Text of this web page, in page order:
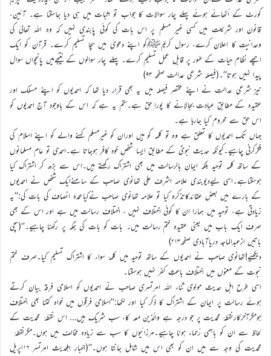
کورٹ کے اُٹھائے ہوئے پہلے چار سوالات کا جواب تو اثبات میں ہی دیا جاسکتا ہے۔ آئین،
قانون اور شریعت میں کسی غیر مسلم پر اس بات کی کوئی پابندی نہیں کہ وہ اللہ تعالیٰ کی
وحدانیت کا اعلان کرے، رسول کریمﷺکو اپنے دعویٰ میں سچا تسلیم کرے۔ قرآن کو ایک
اچھے نظام حیات کے طور پر قابل عمل تسلیم کرے۔ پہلے چار سوالوں کے نتیجےمیں پانچواں سوال
پیدا نہیں ہوتا‘‘۔(فیصلہ شرعی عدالت صفحہ ۹۳)
نیز شرعی عدالت نے اپنے مختصر فیصلہ میں یہ بھی قرار دیا تھا کہ احمدیوں کو اپنے مسلک اور
عقیدہ کے مطابق عبادت بجالانے کا پورا حق ہے۔ستم یہ ہے کہ اس کے باوجود آج احمدیوں کو
اس حق سے محروم کیا جارہا ہے۔
جہاں تک احمدیوں کا تعلق ہے وہ تو کلمہ گو ہیں اوران کو غیرمسلم کہنے والے کو اپنے اسلام کی
فکرکرنی چاہیے۔کیونکہ حدیث نبویؐ کے مطابق ایسا شخص خود کافر ہوجاتا ہے۔احمدی تو عام مسلمانوں
کے ساتھ کلمہ توحید بلکہ ایمان بالرسالت میں بھی اشتراک رکھتے ہیں۔اس سے بڑھ کر اشتراک کیا
ہوسکتاہے۔اسی لیےدیوبندی علامہ اشرف علی تھانوی صاحب کے سامنےایک شخص نے احمدیوں
کے بارے میں بعض عقائدکاتذکرہ کیا تو علامہ تھانوی صاحب نےکیاعمدہ انصاف کی بات کی:’’یہ
زیادتی ہے، توحید میں ہمارا ان کا کوئی اختلاف نہیں ، اختلاف رسالت میں ہے اور اس کے بھی
صرف ایک باب میں یعنی عقیدہ ختم رسالت میں۔ بات کو بات کی جگہ پر رکھنا چاہیے۔‘‘(سچی
باتیں ازعبدالماجد دریاآبادی صفحہ۲۱۳)
دیکھیے!تھانوی صاحب نے احمدیوں کے ساتھ توحید میں کلمۂ سواء کا اشتراک تسلیم کیا۔صرف ختم
نبوت کے معنوں میں اختلاف باعثِ کفر نہیں ہوسکتا۔
اسی طرح اہل حدیث مولوی ثناء اللہ امرتسری صاحب نے احمدیوں کو اسلامی فرقہ بیان کرتے
ہوئے رسالت پر ایمان کے اشتراک کا ذکر کیا اور لکھا:’’اسلامی فرقوں میں خواہ کتنا بھی اختلاف
ہومگرآخرکارنقطۂ محمدیت پر جو درجہ ہے والَّذین معہ کا، سب شریک ہیں… اس نقطۂ محمدیت کے
لحاظ سے ان کو باہمی رُحماء ہونا چاہیے۔مرزائیوں کا سب سے زیادہ مخالف میں ہوں۔مگرنقطۂ
محمدیت کی وجہ سے میں ان کو بھی اس میں شامل جانتا ہوں۔‘‘(اخبار اہلحدیث امرتسر ۱۶اپریل